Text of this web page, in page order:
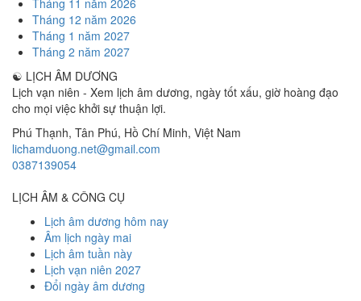
Tháng 11 năm 2026
Tháng 12 năm 2026
Tháng 1 năm 2027
Tháng 2 năm 2027
☯ LỊCH ÂM DƯƠNG
Lịch vạn niên - Xem lịch âm dương, ngày tốt xấu, giờ hoàng đạo
cho mọi việc khởi sự thuận lợi.
Phú Thạnh, Tân Phú, Hồ Chí Minh, Việt Nam
lichamduong.net@gmail.com
0387139054
LỊCH ÂM & CÔNG CỤ
Lịch âm dương hôm nay
Âm lịch ngày mai
Lịch âm tuần này
Lịch vạn niên 2027
Đổi ngày âm dương